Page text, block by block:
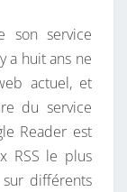
son service
a huit ans ne
actuel, et
du service
Reader est
RSS le plus
différents